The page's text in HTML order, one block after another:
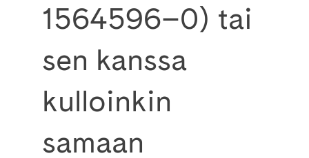
1564596–0) tai
sen kanssa
kulloinkin
samaan